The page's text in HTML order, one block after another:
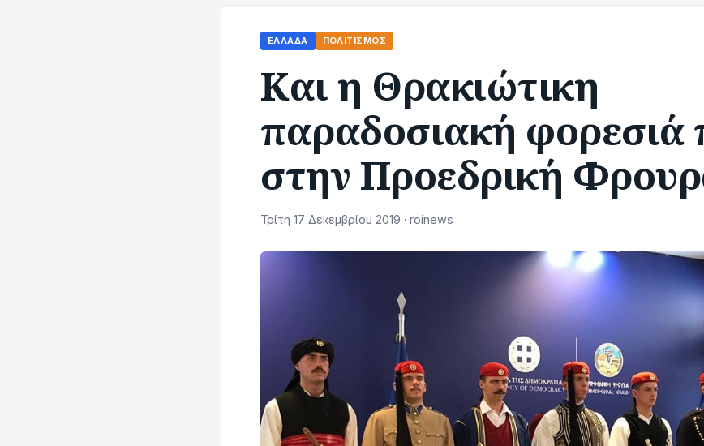
ΕΛΛΆΔΑ ΠΟΛΙΤΙΣΜΌΣ
Και η Θρακιώτικη
παραδοσιακή φορεσιά
στην Προεδρική
Τρίτη 17 Δεκεμβρίου 2019 · roinews